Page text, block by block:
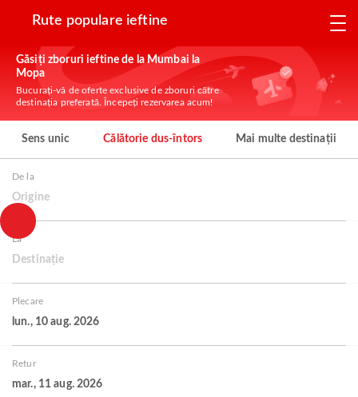
Rute populare ieftine
Găsiți zboruri ieftine de la Mumbai la
Mopa
Bucurați-vă de oferte exclusive de zboruri către
destinația preferată. Începeți rezervarea acum!
Sens unic Călătorie dus-întors Mai multe destinații
De la
Origine
La
Destinație
Plecare
lun., 10 aug. 2026
Retur
mar., 11 aug. 2026